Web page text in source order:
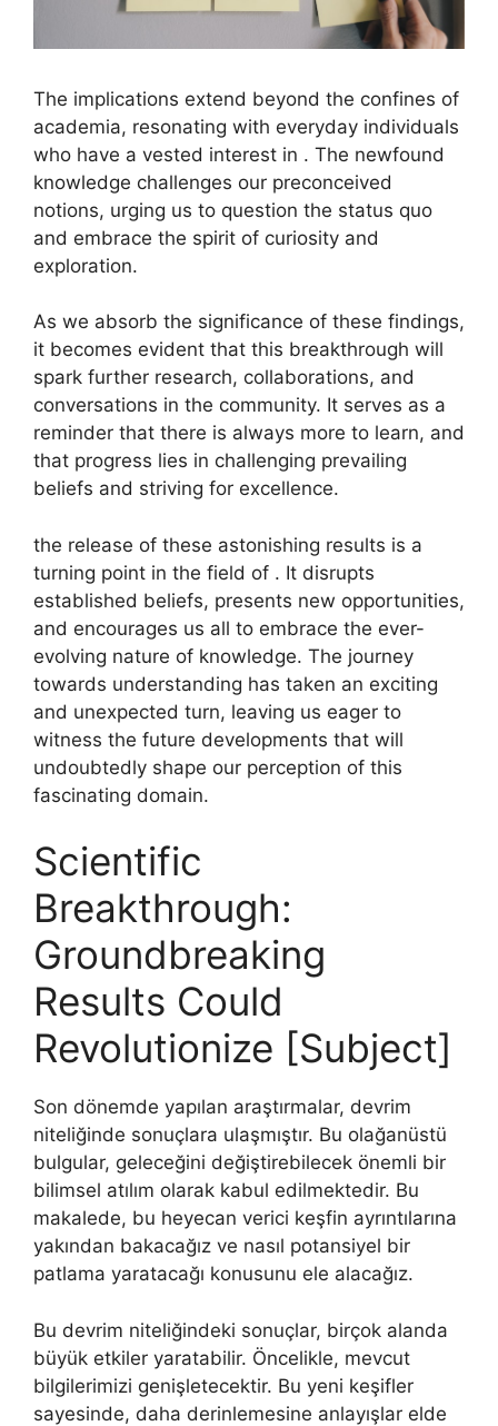
The implications extend beyond the confines of
academia, resonating with everyday individuals
who have a vested interest in . The newfound
knowledge challenges our preconceived
notions, urging us to question the status quo
and embrace the spirit of curiosity and
exploration.
As we absorb the significance of these findings,
it becomes evident that this breakthrough will
spark further research, collaborations, and
conversations in the community. It serves as a
reminder that there is always more to learn, and
that progress lies in challenging prevailing
beliefs and striving for excellence.
the release of these astonishing results is a
turning point in the field of . It disrupts
established beliefs, presents new opportunities,
and encourages us all to embrace the ever-
evolving nature of knowledge. The journey
towards understanding has taken an exciting
and unexpected turn, leaving us eager to
witness the future developments that will
undoubtedly shape our perception of this
fascinating domain.
Scientific
Breakthrough:
Groundbreaking
Results Could
Revolutionize [Subject]
Son dönemde yapılan araştırmalar, devrim
niteliğinde sonuçlara ulaşmıştır. Bu olağanüstü
bulgular, geleceğini değiştirebilecek önemli bir
bilimsel atılım olarak kabul edilmektedir. Bu
makalede, bu heyecan verici keşfin ayrıntılarına
yakından bakacağız ve nasıl potansiyel bir
patlama yaratacağı konusunu ele alacağız.
Bu devrim niteliğindeki sonuçlar, birçok alanda
büyük etkiler yaratabilir. Öncelikle, mevcut
bilgilerimizi genişletecektir. Bu yeni keşifler
sayesinde, daha derinlemesine anlayışlar elde